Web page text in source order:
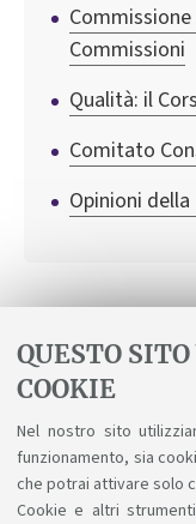
QUESTO
COOKIE
Nel nostro sito
funzionamento, sia
che potrai attivare solo
Cookie e altri
Commissioni
Qualità: il
Comitato
Opinioni
Regolamento
a.a. 2026-27
Regolamento